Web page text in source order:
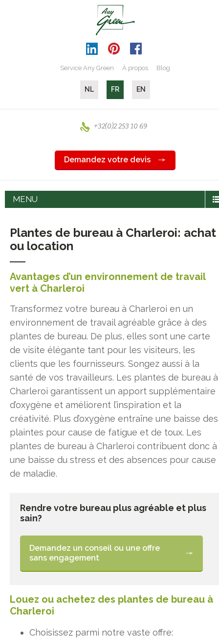
Service Any Green À propos Blog
NL FR EN
+32(0)2 253 10 69
Demandez votre devis
MENU
Plantes de bureau à Charleroi: achat
ou location
Avantages d’un environnement de travail
vert à Charleroi
Transformez votre bureau à Charleroi en un
environnement de travail agréable grâce à des
plantes de bureau. De plus, elles sont une carte
de visite élégante tant pour les visiteurs, les
clients que les fournisseurs. Songez aussi à la
santé de vos travailleurs. Les plantes de bureau à
Charleroi garantissent un apport supplémentaire
d’oxygène et améliorent l’inspiration et la
créativité. Plus d’oxygène entraîne une baisse des
plaintes pour cause de fatigue et de toux. Les
plantes de bureau à Charleroi contribuent donc à
une baisse du stress et des absences pour cause
de maladie.
Rendre votre bureau plus agréable et plus
sain?
Demandez un conseil ou une offre
sans engagement
Louez ou achetez des plantes de bureau à
Charleroi
Choisissez parmi notre vaste offre: